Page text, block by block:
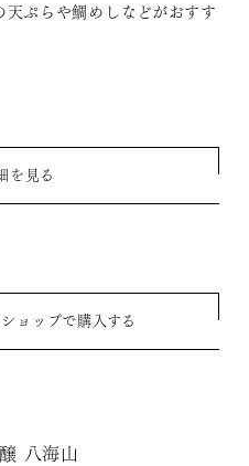
天ぷらや鯛めしなどがおすす
を見る
ョップで購入する
八海山